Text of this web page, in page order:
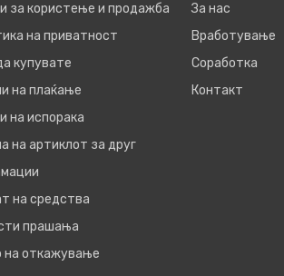
за користење и продажба
на приватност
купувате
на плаќање
на испорака
на артиклот за друг
на средства
прашања
на откажување
За нас
Вработување
Соработка
Контакт